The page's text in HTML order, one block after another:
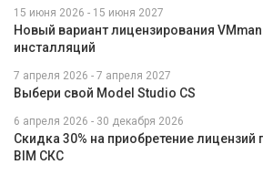
15 июня 2026 - 15 июня 2027
Новый вариант лицензирования
инсталляций
7 апреля 2026 - 7 апреля 2027
Выбери свой Model Studio CS
6 апреля 2026 - 30 декабря 2026
Скидка 30% на приобретение лицензий
BIM СКС